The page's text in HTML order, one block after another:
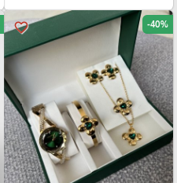
favorite_border -40%